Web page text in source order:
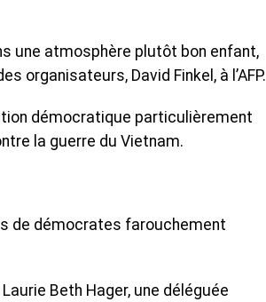
une atmosphère plutôt bon enfant,
organisateurs, David Finkel, à l’AFP.
démocratique particulièrement
la guerre du Vietnam.
de démocrates farouchement
Beth Hager, une déléguée